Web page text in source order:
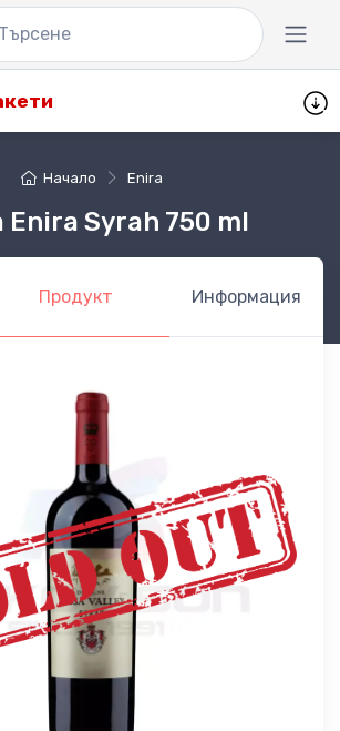
Начало Enira
Enira Syrah 750 ml
Продукт Информация